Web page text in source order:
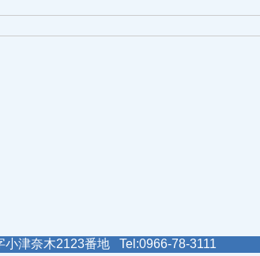
津奈木2123番地 Tel:0966-78-3111